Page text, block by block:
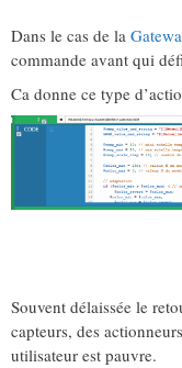
Dans le cas de la
commande avant qui
Ca donne ce type
Souvent délaissée le
capteurs, des
utilisateur est pauvre.